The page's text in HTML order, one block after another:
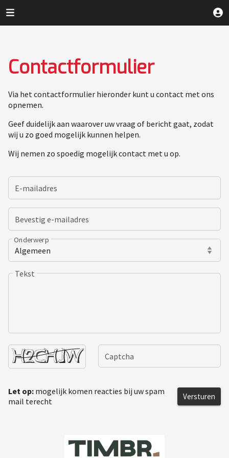
Contactformulier
Via het contactformulier hieronder kunt u contact met ons
opnemen.
Geef duidelijk aan waarover uw vraag of bericht gaat, zodat
wij u zo goed mogelijk kunnen helpen.
Wij nemen zo spoedig mogelijk contact met u op.
E-mailadres
Bevestig e-mailadres
Onderwerp
Tekst
Captcha
Let op: mogelijk komen reacties bij uw spam
mail terecht
Versturen